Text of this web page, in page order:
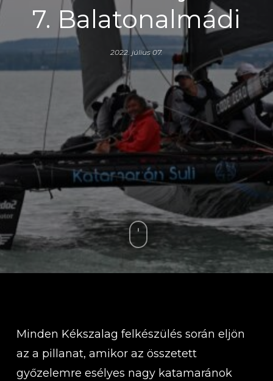
7. Balatonalmádi
2022. július 07.
Minden Kékszalag felkészülés során eljön
az a pillanat, amikor az összetett
győzelemre esélyes nagy katamaránok